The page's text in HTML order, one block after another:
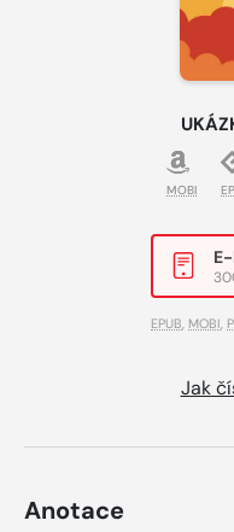
MOBI
EPUB MOBI
Jak
Anotace